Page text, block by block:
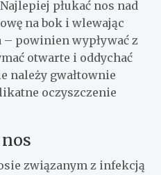
płukać nos nad
na bok i wlewając
– powinien wypływać z
otwarte i oddychać
należy gwałtownie
oczyszczenie
związanym z infekcją